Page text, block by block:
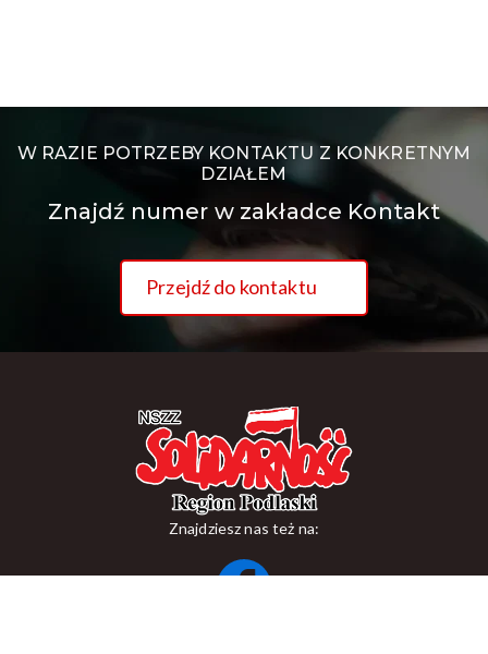
W RAZIE POTRZEBY KONTAKTU Z KONKRETNYM
DZIAŁEM
Znajdź numer w zakładce Kontakt
Przejdź do kontaktu
Znajdziesz nas też na: